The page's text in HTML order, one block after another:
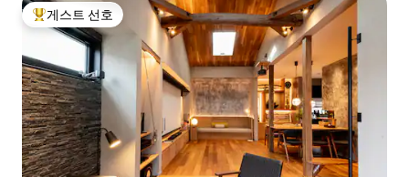
상위 게스트 선호
게스트 선호